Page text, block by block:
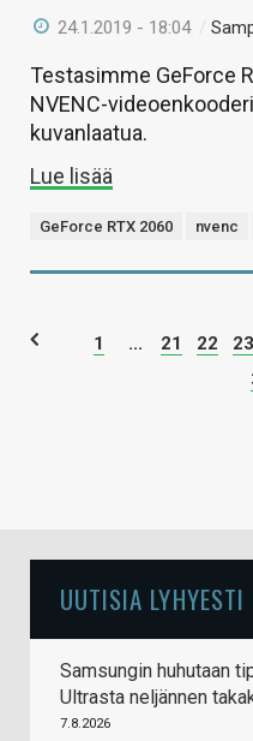
24.1.2019 - 18:04 /
Testasimme GeForce
NVENC-
kuvanlaatua.
Lue lisää
GeForce RTX 2060 nvenc
1 ... 21 22 23
UUTISIA LYHYESTI
Samsungin huhutaan
Ultrasta neljännen
7.8.2026